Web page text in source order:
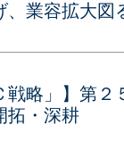
、業容拡大図
戦略」】第
拓・深耕